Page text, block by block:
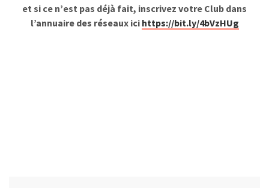
et si ce n’est pas déjà fait, inscrivez votre Club dans
l’annuaire des réseaux ici https://bit.ly/4bVzHUg